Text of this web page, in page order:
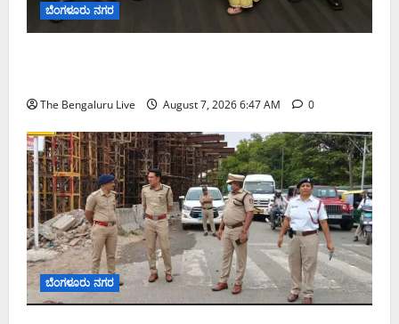
ಬೆಂಗಳೂರು ನಗರ
The Bengaluru Live August 7, 2026 6:47 AM 0
ಬೆಂಗಳೂರು ನಗರ